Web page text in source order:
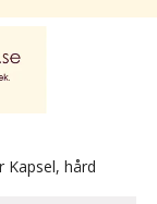
Kapsel, hård